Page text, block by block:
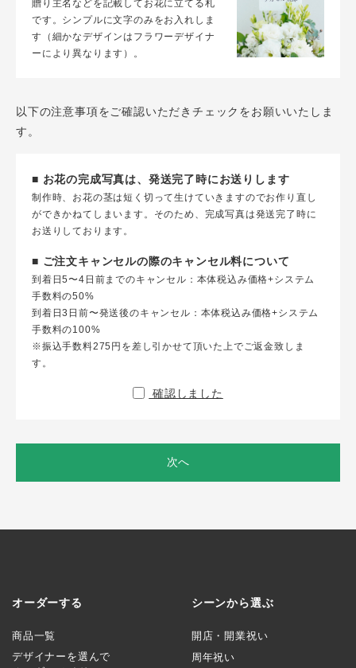
贈り主名などを記載してお花に立てる札
です。シンプルに文字のみをお入れしま
す（細かなデザインはフラワーデザイナ
ーにより異なります）。
以下の注意事項をご確認いただきチェックをお願いいたしま
す。
■ お花の完成写真は、発送完了時にお送りします
制作時、お花の茎は短く切って生けていきますのでお作り直し
ができかねてしまいます。そのため、完成写真は発送完了時に
お送りしております。
■ ご注文キャンセルの際のキャンセル料について
到着日5〜4日前までのキャンセル：本体税込み価格+システム
手数料の50%
到着日3日前〜発送後のキャンセル：本体税込み価格+システム
手数料の100%
※振込手数料275円を差し引かせて頂いた上でご返金致しま
す。
確認しました
次へ
オーダーする
商品一覧
デザイナーを選んで
シーンから選ぶ
開店・開業祝い
周年祝い